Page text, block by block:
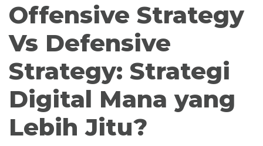
Offensive Strategy
Vs Defensive
Strategy: Strategi
Digital Mana yang
Lebih Jitu?